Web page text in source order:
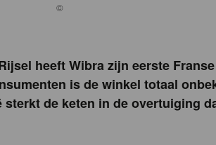
©
heeft Wibra zijn eerste
is de winkel totaal
de keten in de overtuiging